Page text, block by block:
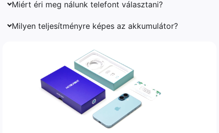
Miért éri meg nálunk telefont választani?
Milyen teljesítményre képes az akkumulátor?